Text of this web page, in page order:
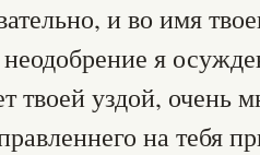
и во имя
я
твоей уздой, очень
на тебя